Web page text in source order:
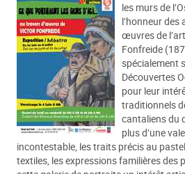
les murs de
l’honneur
œuvres de
Fonfreide
spécialement
Découvertes
pour leur
traditionnels
cantaliens du
plus d’une
incontestable, les traits précis au
textiles, les expressions familières des